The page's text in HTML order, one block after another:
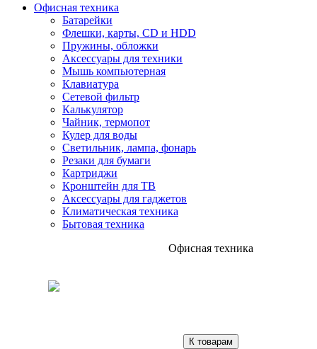
Офисная техника
Батарейки
Флешки, карты, CD и HDD
Пружины, обложки
Аксессуары для техники
Мышь компьютерная
Клавиатура
Сетевой фильтр
Калькулятор
Чайник, термопот
Кулер для воды
Светильник, лампа, фонарь
Резаки для бумаги
Картриджи
Кронштейн для ТВ
Аксессуары для гаджетов
Климатическая техника
Бытовая техника
Офисная техника
К товарам